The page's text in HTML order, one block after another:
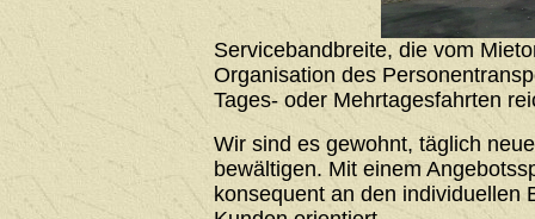
Servicebandbreite, die vom
Organisation des
Tages- oder Mehrtagesfahrten
Wir sind es gewohnt, täglich
bewältigen. Mit einem
konsequent an den individuellen